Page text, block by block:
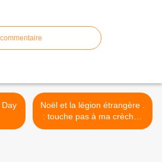
Day
Noël et la légion étrangère .
: touche pas à ma crèche !
>